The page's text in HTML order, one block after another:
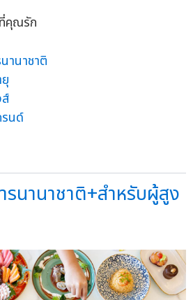
านาชาติ
นด์
รนานาชาติ+สำหรับผู้สูง